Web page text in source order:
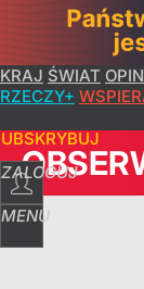
KRAJ ŚWIAT
RZECZY+
ZALOGUJ
MENU